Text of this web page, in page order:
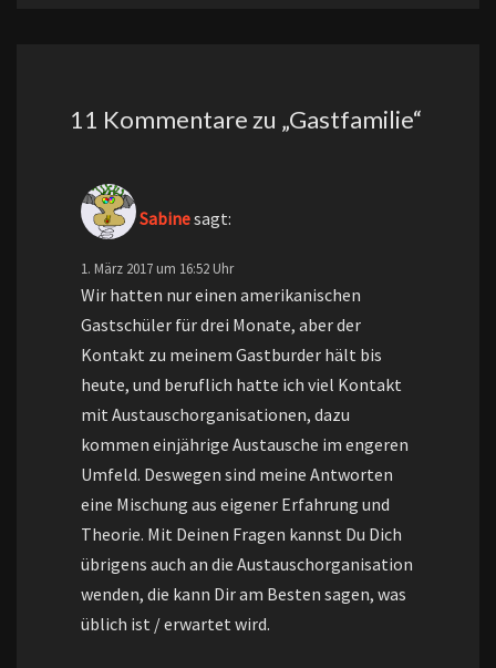
11 Kommentare zu „Gastfamilie“
Sabinesagt:
1. März 2017 um 16:52 Uhr
Wir hatten nur einen amerikanischen
Gastschüler für drei Monate, aber der
Kontakt zu meinem Gastburder hält bis
heute, und beruflich hatte ich viel Kontakt
mit Austauschorganisationen, dazu
kommen einjährige Austausche im engeren
Umfeld. Deswegen sind meine Antworten
eine Mischung aus eigener Erfahrung und
Theorie. Mit Deinen Fragen kannst Du Dich
übrigens auch an die Austauschorganisation
wenden, die kann Dir am Besten sagen, was
üblich ist / erwartet wird.